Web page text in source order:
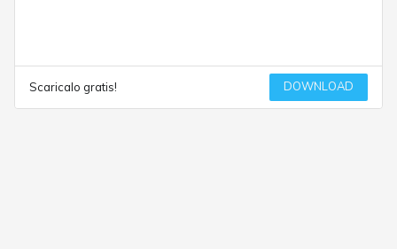
Scaricalo gratis! DOWNLOAD